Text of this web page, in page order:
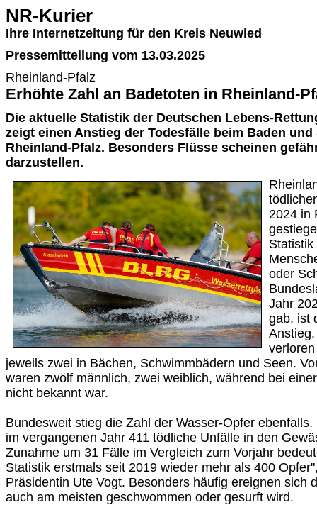
NR-Kurier
Ihre Internetzeitung für den Kreis Neuwied
Pressemitteilung vom 13.03.2025
Rheinland-Pfalz
Erhöhte Zahl an Badetoten in Rheinland-
Die aktuelle Statistik der Deutschen Lebens-
zeigt einen Anstieg der Todesfälle beim Baden
Rheinland-Pfalz. Besonders Flüsse scheinen
darzustellen.
2024 in
oder
Jahr
gab, ist
jeweils zwei in Bächen, Schwimmbädern und Seen.
waren zwölf männlich, zwei weiblich, während bei
nicht bekannt war.
Bundesweit stieg die Zahl der Wasser-Opfer
im vergangenen Jahr 411 tödliche Unfälle in den
Zunahme um 31 Fälle im Vergleich zum Vorjahr
Statistik erstmals seit 2019 wieder mehr als 400
Präsidentin Ute Vogt. Besonders häufig ereignen sich
auch am meisten geschwommen oder gesurft wird.